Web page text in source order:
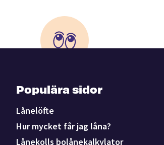
Populära sidor
Lånelöfte
Hur mycket får jag låna?
Lånekolls bolånekalkylator